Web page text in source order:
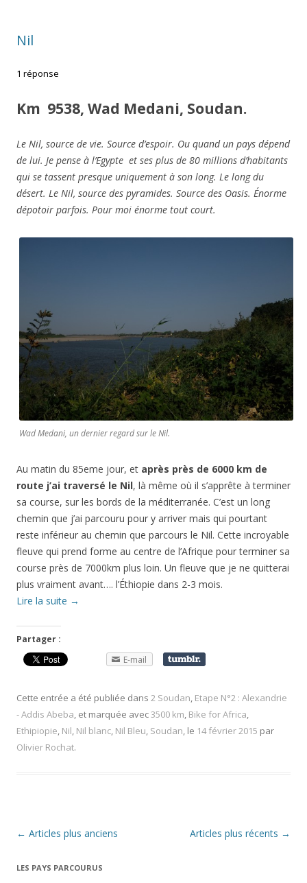
Nil
1 réponse
Km 9538, Wad Medani, Soudan.
Le Nil, source de vie. Source d’espoir. Ou quand un pays dépend
de lui. Je pense à l’Egypte et ses plus de 80 millions d’habitants
qui se tassent presque uniquement à son long. Le long du
désert. Le Nil, source des pyramides. Source des Oasis. Énorme
dépotoir parfois. Pour moi énorme tout court.
Wad Medani, un dernier regard sur le Nil.
Au matin du 85eme jour, et après près de 6000 km de
route j’ai traversé le Nil, là même où il s’apprête à terminer
sa course, sur les bords de la méditerranée. C’est un long
chemin que j’ai parcouru pour y arriver mais qui pourtant
reste inférieur au chemin que parcours le Nil. Cette incroyable
fleuve qui prend forme au centre de l’Afrique pour terminer sa
course près de 7000km plus loin. Un fleuve que je ne quitterai
plus vraiment avant…. l’Éthiopie dans 2-3 mois.
Lire la suite →
Partager :
E-mail
Cette entrée a été publiée dans 2 Soudan, Etape N°2 : Alexandrie
- Addis Abeba, et marquée avec3500 km, Bike for Africa,
Ethipiopie, Nil, Nil blanc, Nil Bleu, Soudan, le 14 février 2015 par
Olivier Rochat.
Navigation
articles
← Articles plus anciens Articles plus récents →
LES PAYS PARCOURUS